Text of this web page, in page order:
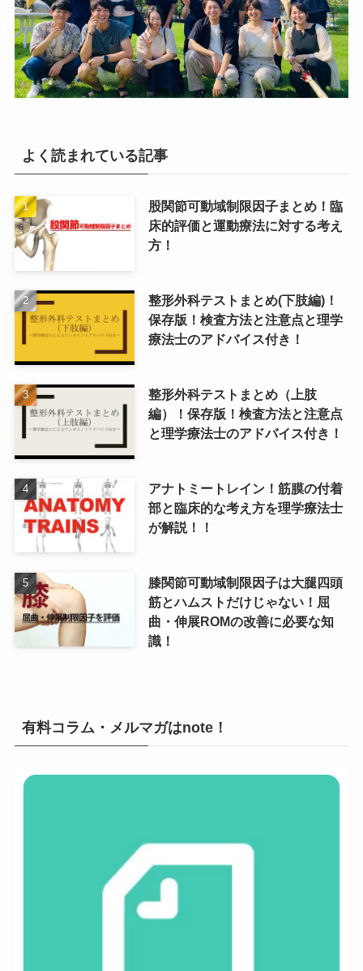
よく読まれている記事
股関節可動域制限因子まとめ！臨
床的評価と運動療法に対する考え
方！
整形外科テストまとめ(下肢編)！
保存版！検査方法と注意点と理学
療法士のアドバイス付き！
整形外科テストまとめ（上肢
編）！保存版！検査方法と注意点
と理学療法士のアドバイス付き！
アナトミートレイン！筋膜の付着
部と臨床的な考え方を理学療法士
が解説！！
膝関節可動域制限因子は大腿四頭
筋とハムストだけじゃない！屈
曲・伸展ROMの改善に必要な知
識！
有料コラム・メルマガはnote！